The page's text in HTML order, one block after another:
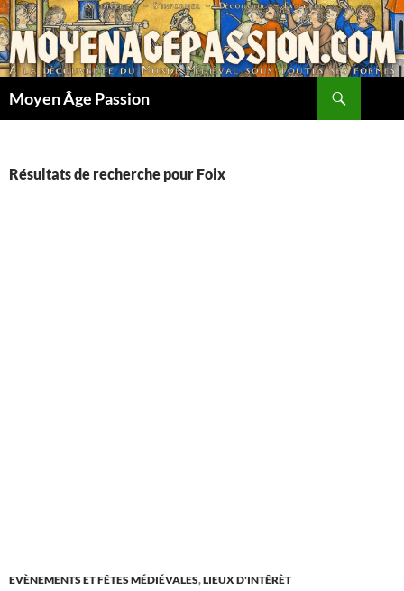
Aller
au
contenu
Moyen Âge Passion
Résultats de recherche pour Foix
EVÈNEMENTS ET FÊTES MÉDIÉVALES,LIEUX D'INTÊRÈT